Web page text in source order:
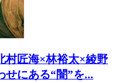
村匠海×林裕太×綾野
せにある“闇”を...